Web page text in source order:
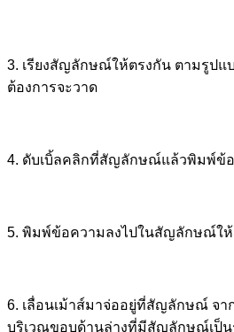
3. เรียงสัญลักษณ์ให้ตรงกัน ตามรูปแ
ต้องการจะวาด
4. ดับเบิ้ลคลิกที่สัญลักษณ์แล้วพิมพ์ข้
5. พิมพ์ข้อความลงไปในสัญลักษณ์
6. เลื่อนเม้าส์มาจ่ออยู่ที่สัญลักษณ์ จา
บริเวณขอบด้านล่างที่มีสัญลักษณ์เป็